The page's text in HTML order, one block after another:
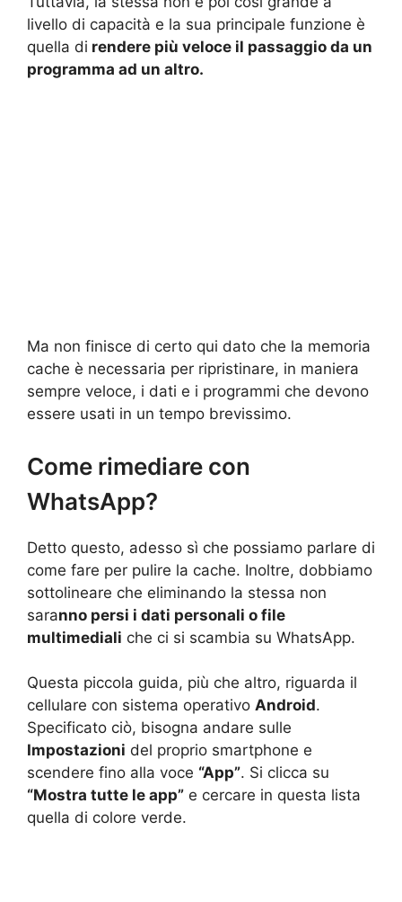
livello di capacità e la sua principale funzione è
quella di rendere più veloce il passaggio da un
programma ad un altro.
Ma non finisce di certo qui dato che la memoria
cache è necessaria per ripristinare, in maniera
sempre veloce, i dati e i programmi che devono
essere usati in un tempo brevissimo.
Come rimediare con
WhatsApp?
Detto questo, adesso sì che possiamo parlare di
come fare per pulire la cache. Inoltre, dobbiamo
sottolineare che eliminando la stessa non
saranno persi i dati personali o file
multimediali che ci si scambia su WhatsApp.
Questa piccola guida, più che altro, riguarda il
cellulare con sistema operativo Android.
Specificato ciò, bisogna andare sulle
Impostazioni del proprio smartphone e
scendere fino alla voce “App”. Si clicca su
“Mostra tutte le app” e cercare in questa lista
quella di colore verde.